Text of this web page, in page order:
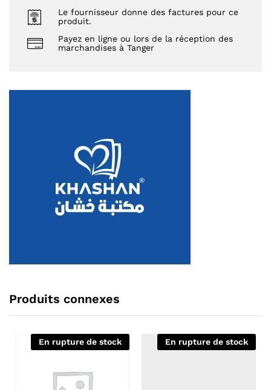
Le fournisseur donne des factures pour ce
produit.
Payez en ligne ou lors de la réception des
marchandises à Tanger
Produits connexes
En rupture de stock En rupture de stock